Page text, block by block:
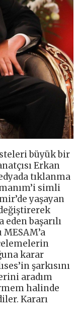
büyük bir
Erkan
tıklanma
simli
yaşayan
başarılı
karar
şarkısını
aradım
halinde
Kararı